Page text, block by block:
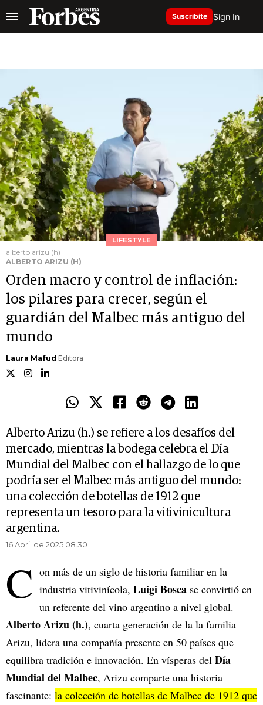
Suscribite Sign In
LIFESTYLE
alberto arizu (h)
ALBERTO ARIZU (H)
Orden macro y control de inflación:
los pilares para crecer, según el
guardián del Malbec más antiguo del
mundo
Laura Mafud Editora
Alberto Arizu (h.) se refiere a los desafíos del
mercado, mientras la bodega celebra el Día
Mundial del Malbec con el hallazgo de lo que
podría ser el Malbec más antiguo del mundo:
una colección de botellas de 1912 que
representa un tesoro para la vitivinicultura
argentina.
16 Abril de 2025 08.30
C on más de un siglo de historia familiar en la
industria vitivinícola, Luigi Bosca se convirtió en
un referente del vino argentino a nivel global.
Alberto Arizu (h.), cuarta generación de la la familia
Arizu, lidera una compañía presente en 50 países que
equilibra tradición e innovación. En vísperas del Día
Mundial del Malbec, Arizu comparte una historia
fascinante: la colección de botellas de Malbec de 1912 que